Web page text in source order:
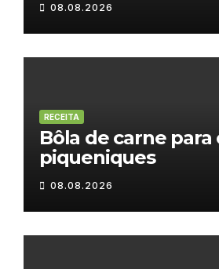
08.08.2026
RECEITA
Bôla de carne para
piqueniques
08.08.2026